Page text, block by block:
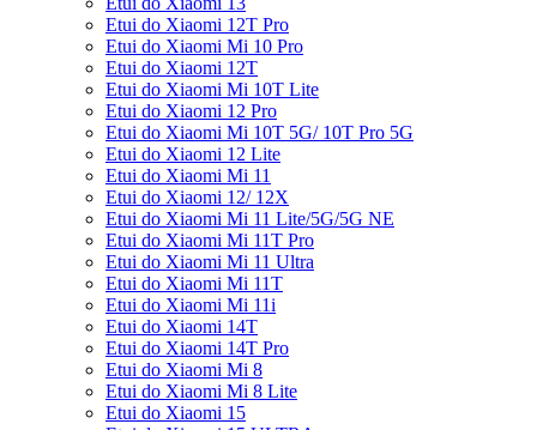
Etui do Xiaomi 12T Pro
Etui do Xiaomi Mi 10 Pro
Etui do Xiaomi 12T
Etui do Xiaomi Mi 10T Lite
Etui do Xiaomi 12 Pro
Etui do Xiaomi Mi 10T 5G/ 10T Pro 5G
Etui do Xiaomi 12 Lite
Etui do Xiaomi Mi 11
Etui do Xiaomi 12/ 12X
Etui do Xiaomi Mi 11 Lite/5G/5G NE
Etui do Xiaomi Mi 11T Pro
Etui do Xiaomi Mi 11 Ultra
Etui do Xiaomi Mi 11T
Etui do Xiaomi Mi 11i
Etui do Xiaomi 14T
Etui do Xiaomi 14T Pro
Etui do Xiaomi Mi 8
Etui do Xiaomi Mi 8 Lite
Etui do Xiaomi 15